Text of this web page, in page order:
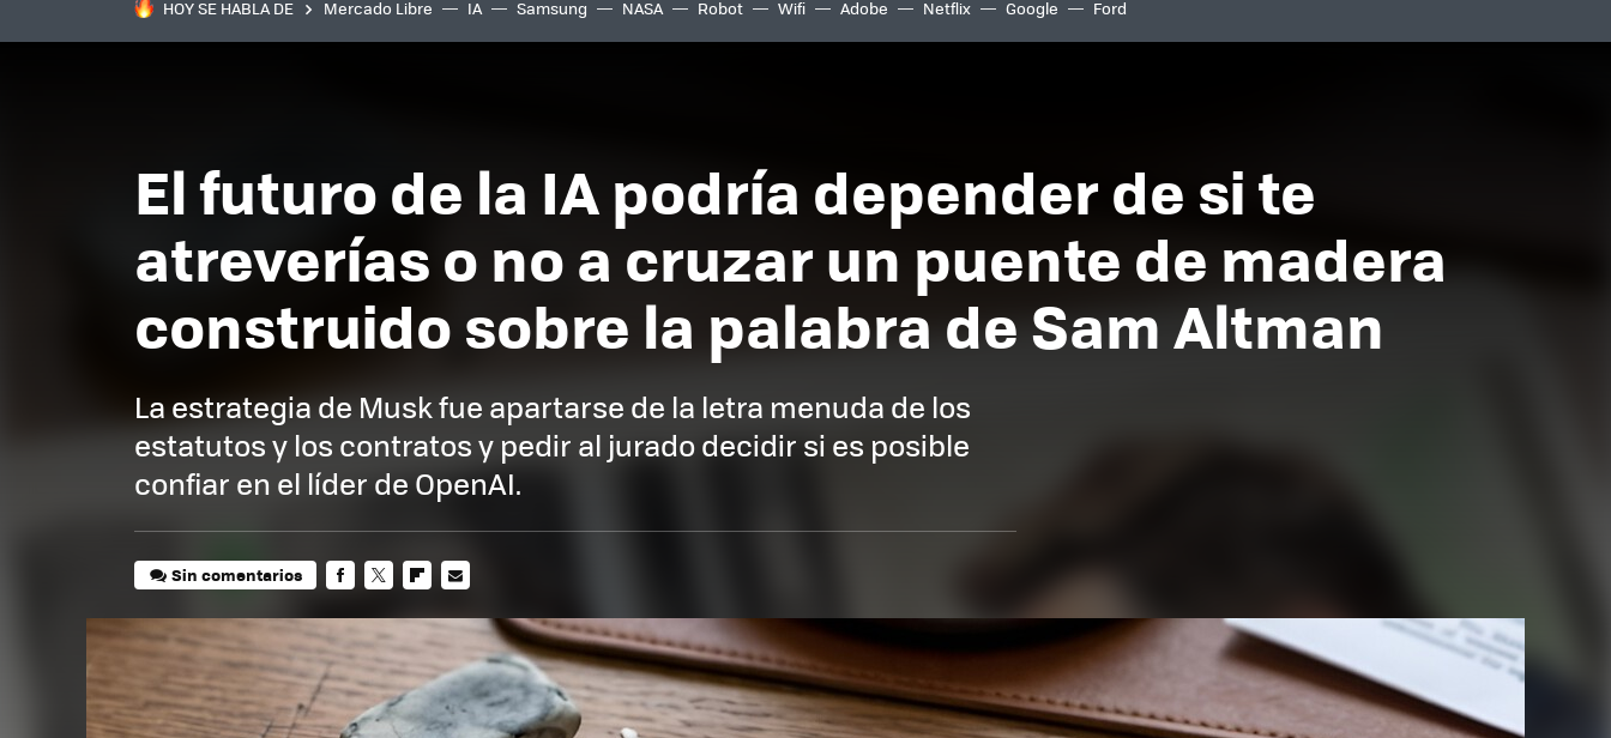
HOY SE HABLA DE Mercado Libre IA Samsung NASA Robot Wifi Adobe Netflix Google Ford
El futuro de la IA podría depender de si te
atreverías o no a cruzar un puente de madera
construido sobre la palabra de Sam Altman
La estrategia de Musk fue apartarse de la letra menuda de los
estatutos y los contratos y pedir al jurado decidir si es posible
confiar en el líder de OpenAI.
Sin comentarios
MAIL